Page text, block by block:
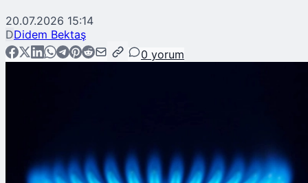
20.07.2026 15:14
DDidem Bektaş
0 yorum